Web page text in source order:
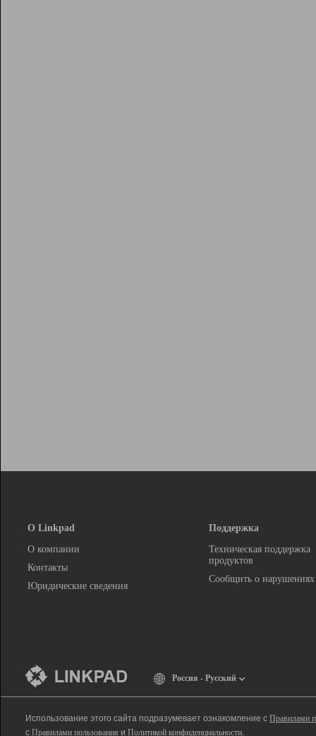
О Linkpad
О компании
Контакты
Юридические сведения
Поддержка
Техническая поддержка
продуктов
Сообщить о нарушениях
Россия - Русский
Использование этого сайта подразумевает ознакомление с Правилами
с Правилами пользования и Политикой конфиденциальности.